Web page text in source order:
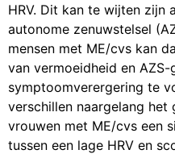
HRV. Dit kan te wijten zijn
autonome zenuwstelsel
mensen met ME/cvs kan
van vermoeidheid en AZS-
symptoomverergering te
verschillen naargelang
vrouwen met ME/cvs een
tussen een lage HRV en